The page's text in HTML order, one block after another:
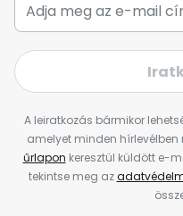
A leiratkozás bármikor
amelyet minden
űrlapon keresztül küldött e-
tekintse meg az